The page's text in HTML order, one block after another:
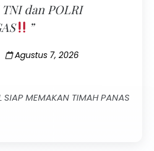
dan POLRI
”
Agustus 7, 2026
MEMAKAN TIMAH PANAS